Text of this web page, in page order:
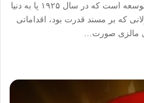
اسلامی و مشهور به مرد تحول و توسعه است که در سال ۱۹۲۵ پا به دنیا
که بر مسند قدرت بود، اقداماتی
مالزی صورت…